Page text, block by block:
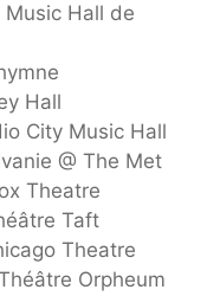
Hall de
Hall
City Music Hall
@ The Met
Theatre
Taft
Theatre
Orpheum